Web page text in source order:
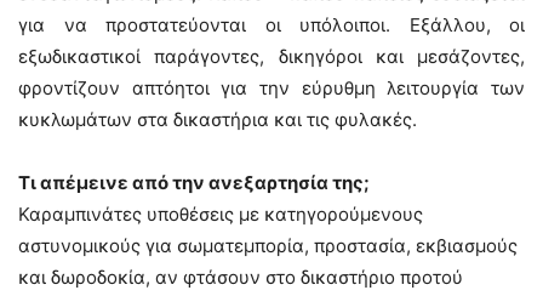
για να προστατεύονται οι υπόλοιποι. Εξάλλου, οι
εξωδικαστικοί παράγοντες, δικηγόροι και μεσάζοντες,
φροντίζουν απτόητοι για την εύρυθμη λειτουργία των
κυκλωμάτων στα δικαστήρια και τις φυλακές.
Τι απέμεινε από την ανεξαρτησία της;
Καραμπινάτες υποθέσεις με κατηγορούμενους
αστυνομικούς για σωματεμπορία, προστασία, εκβιασμούς
και δωροδοκία, αν φτάσουν στο δικαστήριο προτού